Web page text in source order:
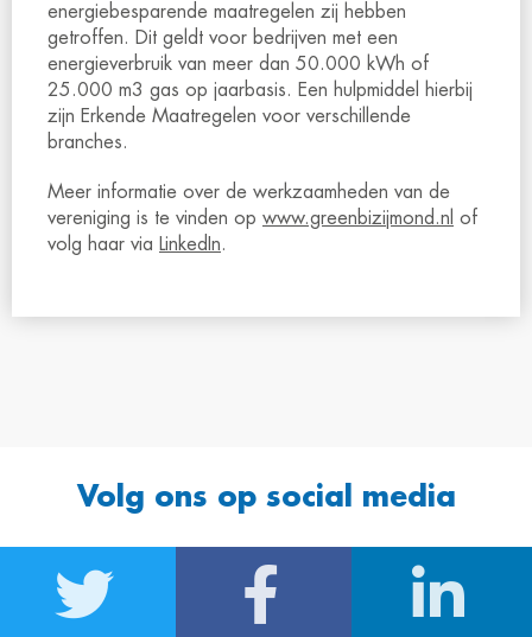
energiebesparende maatregelen zij hebben
getroffen. Dit geldt voor bedrijven met een
energieverbruik van meer dan 50.000 kWh of
25.000 m3 gas op jaarbasis. Een hulpmiddel hierbij
zijn Erkende Maatregelen voor verschillende
branches.
Meer informatie over de werkzaamheden van de
vereniging is te vinden op www.greenbizijmond.nl of
volg haar via LinkedIn.
Volg ons op social media